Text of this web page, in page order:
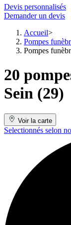
Devis personnalisés
Demander un devis
Accueil
Pompes
Pompes
20
Sein (29)
Voir la carte
Selectionnés selon